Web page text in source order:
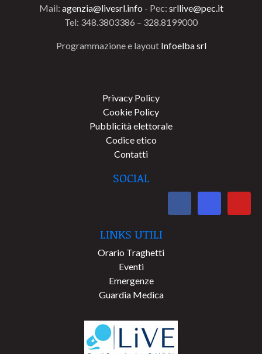
Mail: agenzia@livesrl.info - Pec: srllive@pec.it
Tel: 348.3803386 – 328.8199000
Programmazione e layout Infoelba srl
Privacy Policy
Cookie Policy
Pubblicità elettorale
Codice etico
Contatti
SOCIAL
LINKS UTILI
Orario Traghetti
Eventi
Emergenze
Guardia Medica